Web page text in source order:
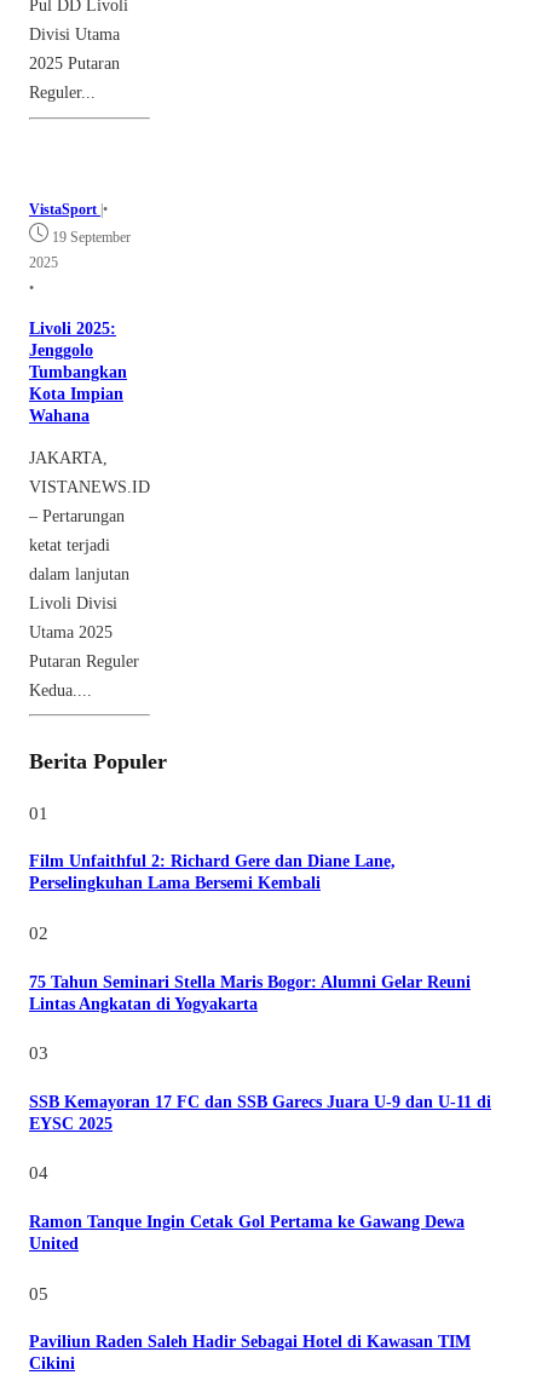
Pul DD Livoli
Divisi Utama
2025 Putaran
Reguler...
VistaSport |•
19 September
2025
•
Livoli 2025:
Jenggolo
Tumbangkan
Kota Impian
Wahana
JAKARTA,
VISTANEWS.ID
– Pertarungan
ketat terjadi
dalam lanjutan
Livoli Divisi
Utama 2025
Putaran Reguler
Kedua....
Berita Populer
01
Film Unfaithful 2: Richard Gere dan Diane Lane,
Perselingkuhan Lama Bersemi Kembali
02
75 Tahun Seminari Stella Maris Bogor: Alumni Gelar Reuni
Lintas Angkatan di Yogyakarta
03
SSB Kemayoran 17 FC dan SSB Garecs Juara U-9 dan U-11 di
EYSC 2025
04
Ramon Tanque Ingin Cetak Gol Pertama ke Gawang Dewa
United
05
Paviliun Raden Saleh Hadir Sebagai Hotel di Kawasan TIM
Cikini